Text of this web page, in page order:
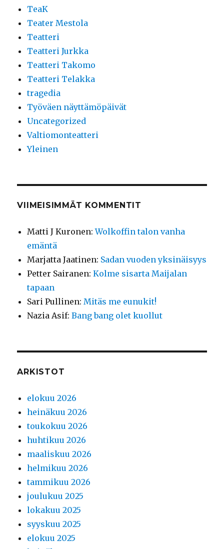
TeaK
Teater Mestola
Teatteri
Teatteri Jurkka
Teatteri Takomo
Teatteri Telakka
tragedia
Työväen näyttämöpäivät
Uncategorized
Valtiomonteatteri
Yleinen
VIIMEISIMMÄT KOMMENTIT
Matti J Kuronen:Wolkoffin talon vanha
emäntä
Marjatta Jaatinen: Sadan vuoden yksinäisyys
Petter Sairanen:Kolme sisarta Maijalan
tapaan
Sari Pullinen:Mitäs me eunukit!
Nazia Asif:Bang bang olet kuollut
ARKISTOT
elokuu 2026
heinäkuu 2026
toukokuu 2026
huhtikuu 2026
maaliskuu 2026
helmikuu 2026
tammikuu 2026
joulukuu 2025
lokakuu 2025
syyskuu 2025
elokuu 2025